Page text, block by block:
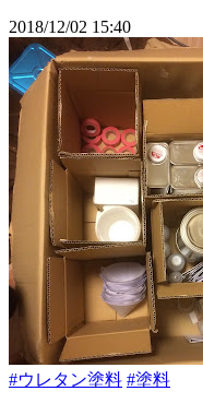
2018/12/02 15:40
#ウレタン塗料 #塗料